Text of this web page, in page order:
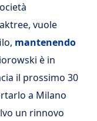
vuole
mantenendo
è in
il prossimo 30
a Milano
un rinnovo